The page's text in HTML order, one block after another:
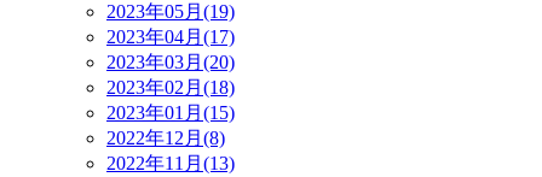
2023年05月(19)
2023年04月(17)
2023年03月(20)
2023年02月(18)
2023年01月(15)
2022年12月(8)
2022年11月(13)